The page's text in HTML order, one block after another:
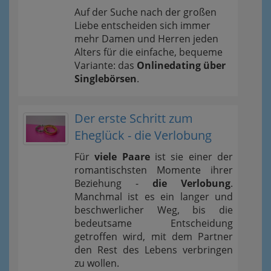
Auf der Suche nach der großen
Liebe entscheiden sich immer
mehr Damen und Herren jeden
Alters für die einfache, bequeme
Variante: das Onlinedating über
Singlebörsen.
Der erste Schritt zum
Eheglück - die Verlobung
Fürviele Paareist sie einer der
romantischsten Momente ihrer
Beziehung - die Verlobung.
Manchmal ist es ein langer und
beschwerlicher Weg, bis die
bedeutsame Entscheidung
getroffen wird, mit dem Partner
den Rest des Lebens verbringen
zu wollen.